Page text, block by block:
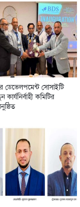
ডেভেলপমেন্ট সোসাইটি
কমিটির